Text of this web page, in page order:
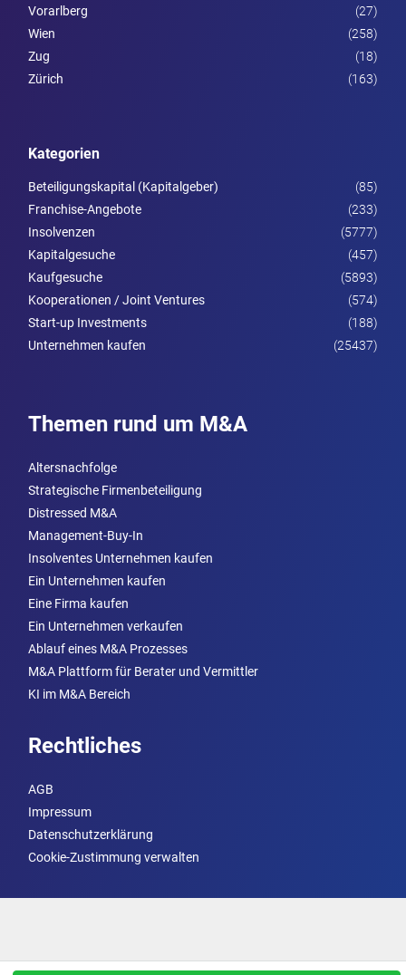
Vorarl­berg
(27)
Wien
(258)
Zug
(18)
Zürich
(163)
Kategorien
Beteiligungskapital (Kapitalgeber)
(85)
Franchise-Angebote
(233)
Insolvenzen
(5777)
Kapitalgesuche
(457)
Kaufgesuche
(5893)
Kooperationen / Joint Ventures
(574)
Start-up Investments
(188)
Unternehmen kaufen
(25437)
Themen rund um M&A
Altersnachfolge
Strategische Firmenbeteiligung
Distressed M&A
Management-Buy-In
Insolventes Unternehmen kaufen
Ein Unternehmen kaufen
Eine Firma kaufen
Ein Unternehmen verkaufen
Ablauf eines M&A Prozesses
M&A Plattform für Berater und Vermittler
KI im M&A Bereich
Rechtliches
AGB
Impressum
Datenschutzerklärung
Cookie-Zustimmung verwalten